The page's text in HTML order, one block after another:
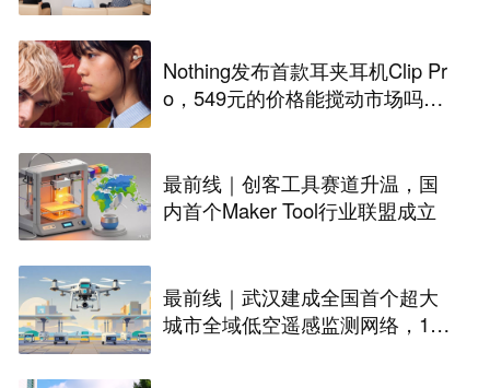
Nothing发布首款耳夹耳机Clip Pr
o，549元的价格能搅动市场吗？
最前线｜创客工具赛道升温，国
内首个Maker Tool行业联盟成立
最前线｜武汉建成全国首个超大
城市全域低空遥感监测网络，146